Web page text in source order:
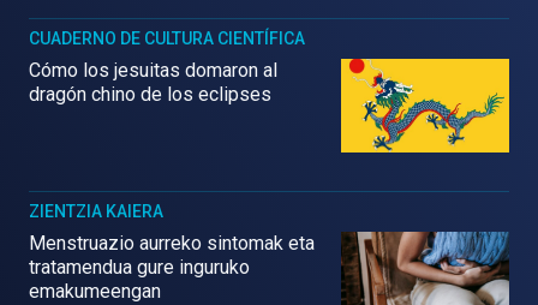
CUADERNO DE CULTURA CIENTÍFICA
Cómo los jesuitas domaron al
dragón chino de los eclipses
ZIENTZIA KAIERA
Menstruazio aurreko sintomak eta
tratamendua gure inguruko
emakumeengan